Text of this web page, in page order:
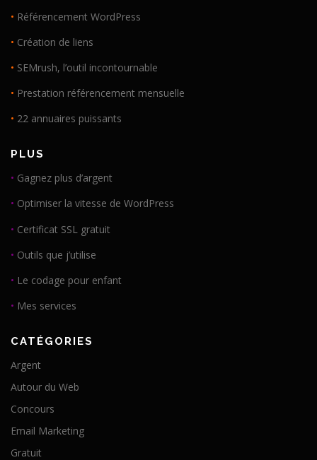
• Référencement WordPress
• Création de liens
• SEMrush, l’outil incontournable
• Prestation référencement mensuelle
• 22 annuaires puissants
PLUS
• Gagnez plus d’argent
• Optimiser la vitesse de WordPress
• Certificat SSL gratuit
• Outils que j’utilise
• Le codage pour enfant
• Mes services
CATÉGORIES
Argent
Autour du Web
Concours
Email Marketing
Gratuit